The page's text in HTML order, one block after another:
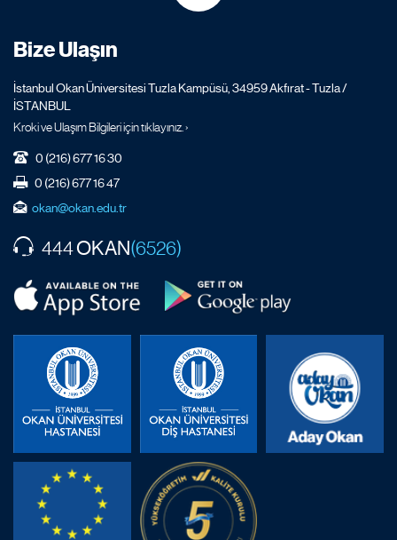
Bize Ulaşın
İstanbul Okan Üniversitesi Tuzla Kampüsü, 34959 Akfırat - Tuzla /
İSTANBUL
Kroki ve Ulaşım Bilgileri için tıklayınız. ›
0 (216) 677 16 30
0 (216) 677 16 47
okan@okan.edu.tr
444OKAN(6526)